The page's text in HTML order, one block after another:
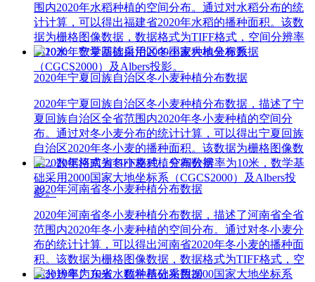
围内2020年水稻种植的空间分布。通过对水稻分布的统
计计算，可以得出福建省2020年水稻的播种面积。该数
据为栅格图像数据，数据格式为TIFF格式，空间分辨率
为10米，数学基础采用2000国家大地坐标系
（CGCS2000）及Albers投影。
2020年宁夏回族自治区冬小麦种植分布数据
2020年宁夏回族自治区冬小麦种植分布数据，描述了宁
夏回族自治区全省范围内2020年冬小麦种植的空间分
布。通过对冬小麦分布的统计计算，可以得出宁夏回族
自治区2020年冬小麦的播种面积。该数据为栅格图像数
据，数据格式为TIFF格式，空间分辨率为10米，数学基
础采用2000国家大地坐标系（CGCS2000）及Albers投
影。
2020年河南省冬小麦种植分布数据
2020年河南省冬小麦种植分布数据，描述了河南省全省
范围内2020年冬小麦种植的空间分布。通过对冬小麦分
布的统计计算，可以得出河南省2020年冬小麦的播种面
积。该数据为栅格图像数据，数据格式为TIFF格式，空
间分辨率为10米，数学基础采用2000国家大地坐标系